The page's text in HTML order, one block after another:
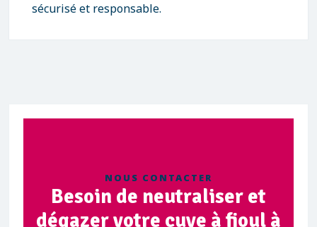
sécurisé et responsable.
NOUS CONTACTER
Besoin de neutraliser et
dégazer votre cuve à fioul à